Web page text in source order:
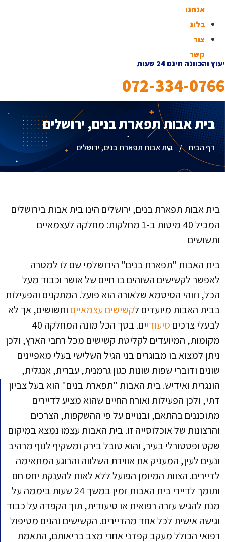
אנחנו
בלוג
צור
קשר
והכוונה חינם 24 שעות
072-334-
בית אבות תפארת בנים, ירושלים
דף הבית/בית אבות תפארת בנים, ירושלים
אבות תפארת בנים, ירושלים הינו בית אבות בירושלים
המכיל 40 מיטות ב-1 מחלקות: מחלקה לעצמאיים
האבות "תפארת בנים" הירושלמי שם לו למטרה
לקשישים השוהים בו חיים של אושר וכבוד מעל
וזוהי הסיסמא שלאורה הוא פועל. המתקנים והפעילות
האבות מיועדים ל קשישים עצמאייםותשושים, אך לא
צרכיםסיעודי
ים. בסך הכל מונה המחלקה 40
המיועדים לקליטת קשישים מכל רחבי הארץ, ולכן
למצוא בו מבוגרים בני הגיל השלישי בעלי מאפיינים
ודוברי שפות שונות כגון גרמנית, עברית, אנגלית,
ואידיש. בית האבות "תפארת בנים" הוא בעל צביון
ולכן הפעילות ואורח החיים שהוא מציע לדיירים
בהתאם, ובנויים על פי ההשקפות, הצרכים
של אוכלוסייה זו. בית האבות עצמו נמצא במיקום
ופסטורלי בעיר, והוא טובל בירק ומשקיף לנוף מרהיב
לעין, המעניק את אווירת השלווה והרוגע המתאימה
לדיירים. הצוות המיומן הפועל ללא לאות להענקת יחס חם
ותומך לדיירי בית האבות זמין במשך 24 שעות ביממה על
להגיש עזרה רפואית או סיעודית, תוך הקפדה על כבוד
אישית לכל אחד מהדיירים. הקשישים נהנים מטיפול
הכולל מעקב קפדני אחרי מצב בריאותם, התאמת